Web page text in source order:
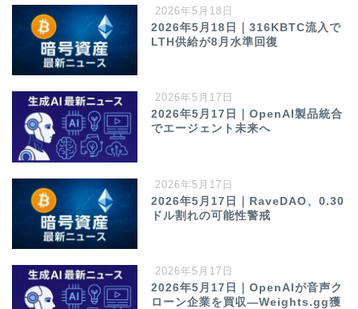
2026年5月18日
2026年5月18日｜316KBTC流入で
LTH供給が8月水準回復
2026年5月17日
2026年5月17日｜OpenAI製品統合
でエージェント未来へ
2026年5月17日
2026年5月17日｜RaveDAO、0.30
ドル割れの可能性警戒
2026年5月17日
2026年5月17日｜OpenAIが音声ク
ローン企業を買収—Weights.gg獲